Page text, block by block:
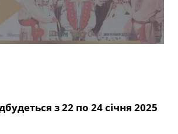
з 22 по 24 січня 2025